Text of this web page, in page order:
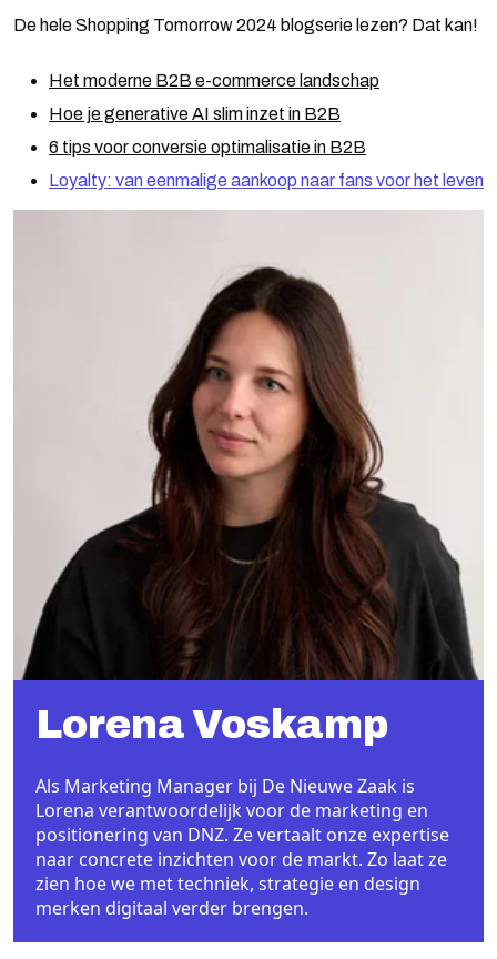
De hele Shopping Tomorrow 2024 blogserie lezen? Dat kan!
Het moderne B2B e-commerce landschap
Hoe je generative AI slim inzet in B2B
6 tips voor conversie optimalisatie in B2B
Loyalty: van eenmalige aankoop naar fans voor het leven
Lorena Voskamp
Als Marketing Manager bij De Nieuwe Zaak is
Lorena verantwoordelijk voor de marketing en
positionering van DNZ. Ze vertaalt onze expertise
naar concrete inzichten voor de markt. Zo laat ze
zien hoe we met techniek, strategie en design
merken digitaal verder brengen.